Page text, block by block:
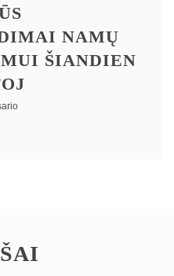
NAMŲ
ŠIANDIEN